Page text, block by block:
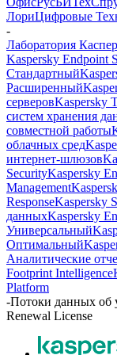
ЛориЦифровые
-
Лаборатория
Kaspersky Endpoint
Стандартный
Расширенный
серверовKaspersky
систем хранения
совместной работы
облачных сред
интернет-шлюзов
SecurityKaspersky
Management
ResponseKaspersky
данныхKaspersky
Универсальный
Оптимальный
Аналитические
Footprint Intelligence
Platform
-Потоки данных об
Renewal License